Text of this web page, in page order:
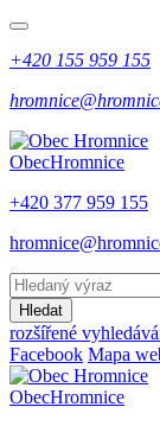
+420 155 959 155
ObecHromnice
+420 377 959 155
Hledat
rozšířené
Facebook Mapa
ObecHromnice